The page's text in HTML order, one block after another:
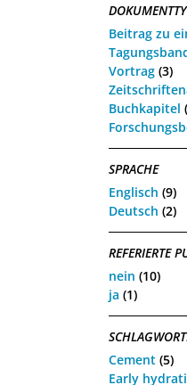
Beitrag zu
Vortrag (3)
Buchkapitel
SPRACHE
Englisch (9)
Deutsch (2)
REFERIERTE
nein (10)
ja (1)
Cement (5)
Early